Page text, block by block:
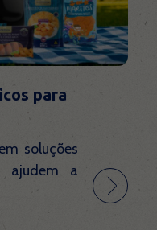
para
soluções
ajudem a